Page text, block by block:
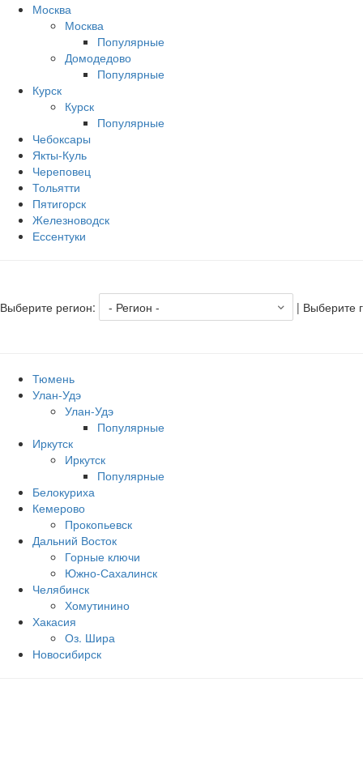
Москва
Москва
Популярные
Домодедово
Популярные
Курск
Курск
Популярные
Чебоксары
Якты-Куль
Череповец
Тольятти
Пятигорск
Железноводск
Ессентуки
Выберите регион: | Выберите
Тюмень
Улан-Удэ
Улан-Удэ
Популярные
Иркутск
Иркутск
Популярные
Белокуриха
Кемерово
Прокопьевск
Дальний Восток
Горные ключи
Южно‐Сахалинск
Челябинск
Хомутинино
Хакасия
Оз. Шира
Новосибирск